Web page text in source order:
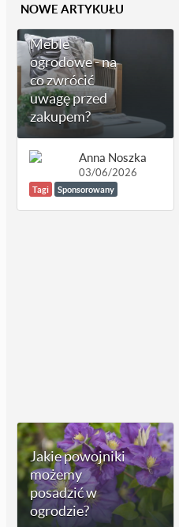
NOWE ARTYKUŁU
Meble
ogrodowe - na
co zwrócić
uwagę przed
zakupem?
Anna Noszka
03/06/2026
Tagi Sponsorowany
Jakie powojniki
możemy
posadzić w
ogrodzie?